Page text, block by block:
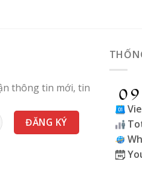
thông tin mới, tin